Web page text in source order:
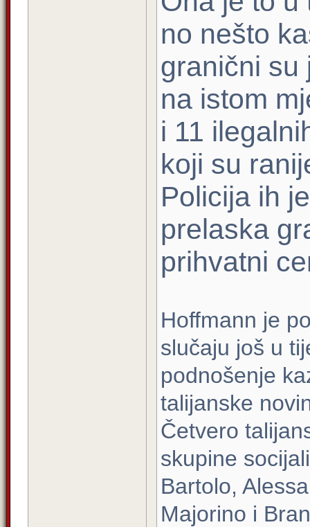
no nešto
granični su
na istom
i 11
koji su
Policija ih
prelaska
prihvatni
Hoffmann je
slučaju još u
podnošenje
talijanske
Četvero
skupine
Bartolo,
Majorino i